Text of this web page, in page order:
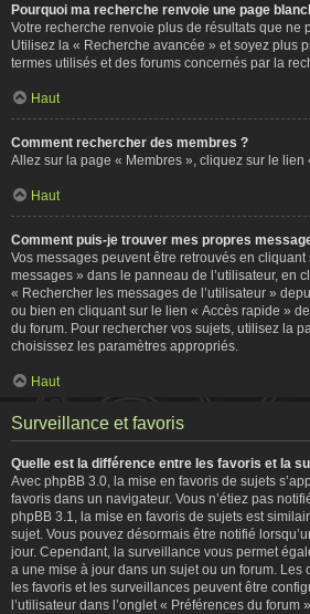
Pourquoi ma recherche renvoie une page
Votre recherche renvoie plus de résultats que ne
Utilisez la « Recherche avancée » et soyez plus
termes utilisés et des forums concernés par la
Haut
Comment rechercher des membres ?
Allez sur la page « Membres », cliquez sur le lien
Haut
Comment puis-je trouver mes propres
Vos messages peuvent être retrouvés en
messages » dans le panneau de l’utilisateur, en
« Rechercher les messages de l’utilisateur »
ou bien en cliquant sur le lien « Accès rapide »
du forum. Pour rechercher vos sujets, utilisez la
choisissez les paramètres appropriés.
Haut
Surveillance et favoris
Quelle est la différence entre les favoris et la
Avec phpBB 3.0, la mise en favoris de sujets
favoris dans un navigateur. Vous n’étiez pas
phpBB 3.1, la mise en favoris de sujets est
sujet. Vous pouvez désormais être notifié
jour. Cependant, la surveillance vous permet
a une mise à jour dans un sujet ou un forum. Les
les favoris et les surveillances peuvent être
l’utilisateur dans l’onglet « Préférences du forum ».